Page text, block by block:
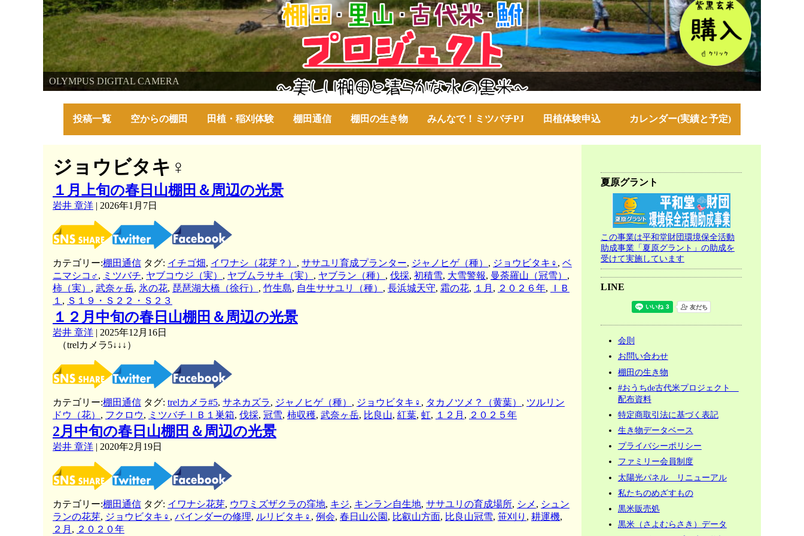
OLYMPUS DIGITAL CAMERA
棚田・里山・古代米・鮒プロジェクト
投稿一覧 空からの棚田 田植・稲刈体験 棚田通信 棚田の生き物 みんなで！ミツバチPJ 田植体験申込 カレンダー(実績と予定)
ジョウビタキ♀
１月上旬の春日山棚田＆周辺の光景
岩井 章洋 | 2026年1月7日
カテゴリー:棚田通信 タグ: イチゴ畑, イワナシ（花芽？） , ササユリ育成プランター, ジャノヒゲ（種） , ジョウビタキ♀ , ベ
ニマシコ♂, ミツバチ, ヤブコウジ（実） , ヤブムラサキ（実） , ヤブラン（種） , 伐採, 初積雪, 大雪警報, 曼荼羅山（冠雪） ,
柿（実） , 武奈ヶ岳, 氷の花, 琵琶湖大橋（徐行） , 竹生島, 自生ササユリ（種） , 長浜城天守, 霜の花, １月 , ２０２６年,
ＩＢ
１ , Ｓ１９・Ｓ２２・Ｓ２３
１２月中旬の春日山棚田＆周辺の光景
岩井 章洋 | 2025年12月16日
（trelカメラ5↓↓↓）
カテゴリー:棚田通信 タグ: trelカメラ#5, サネカズラ, ジャノヒゲ（種） , ジョウビタキ♀ , タカノツメ？（黄葉） , ツルリン
ドウ（花） , フクロウ, ミツバチＩＢ１巣箱, 伐採, 冠雪, 柿収穫, 武奈ヶ岳, 比良山, 紅葉, 虹, １２月 , ２０２５年
2月中旬の春日山棚田＆周辺の光景
岩井 章洋 | 2020年2月19日
カテゴリー:棚田通信 タグ: イワナシ花芽, ウワミズザクラの窪地, キジ, キンラン自生地, ササユリの育成場所, シメ , シュン
ランの花芽, ジョウビタキ♀ , バインダーの修理, ルリビタキ♀ , 例会, 春日山公園 , 比叡山方面, 比良山冠雪, 笹刈り , 耕運機,
２月 , ２０２０年
夏原グラント
この事業は平和堂財団環境保全活動
助成事業「夏原グラント」の助成を
受けて実施しています
LINE
会則
お問い合わせ
棚田の生き物
#おうちde古代米プロジェクト
配布資料
特定商取引法に基づく表記
生き物データベース
プライバシーポリシー
ファミリー会員制度
太陽光パネル リニューアル
私たちのめざすもの
黒米販売処
黒米（さよむらさき）データ